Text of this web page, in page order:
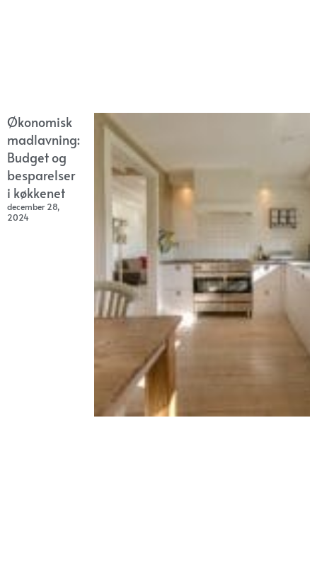
Økonomisk
madlavning:
Budget og
besparelser
i køkkenet
december 28,
2024